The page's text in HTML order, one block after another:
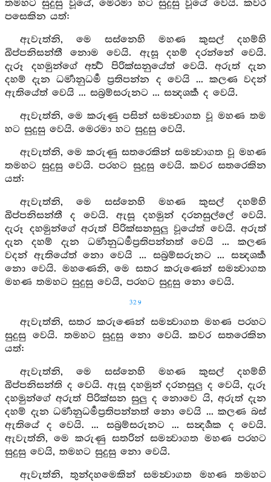
තමහට සුදුසු වූයේ, මෙරමා හට සුදුසු වූයේ වෙයි. කවර
පසෙකින යත්:
ඇවැත්නි, මෙ සස්නෙහි මහණ කුසල් දහම්හි
ඛිප්පනිසන්තී නොම වෙයි. ඇසූ දහම් දරන්නේ වෙයි.
දැරූ දහමුන්ගේ අර්‍ත්‍ථ පිරික්සනුයේත් වෙයි. අරුත් දැන
දහම් දැන ධර්‍මානුධර්‍ම ප්‍රතිපන්න ද වෙයි ... කලණ වදන්
ඇතියේත් වෙයි ... සබ්‍රම්සරුනට ... සන්‍දශර්‍ක ද වෙයි.
ඇවැත්නි, මෙ කරුණු පසින් සමන්‍වාගත වූ මහණ තම
හට සුදුසු වෙයි. මෙරමා හට සුදුසු වෙයි.
ඇවැත්නි, මෙ කරුණු සතරෙකින් සමන්‍වාගත වූ මහණ
තමහට සුදුසු වෙයි. පරහට සුදුසු වෙයි. කවර සතරෙකින
යත්:
ඇවැත්නි, මෙ සස්නෙහි මහණ කුසල් දහම්හි
ඛිප්පනිසන්තී ද වෙයි. ඇසූ දහමුන් දරනසුල්ලේ වෙයි.
දැරූ දහමුන්ගේ අරුත් පිරික්සනසුලු වූයේත් වෙයි. අරුත්
දැන දහම් දැන ධර්‍මානුධර්‍මප්‍රතිපන්නත් වෙයි ... කලණ
වදන් ඇතියේත් නො වෙයි ... සබ්‍රම්සරුනට ... සන්‍දශර්‍ක
නො වෙයි. මහණෙනි, මෙ සතර කරුණෙන් සමන්‍වාගත
මහණ තමහට සුදුසු වෙයි, පරහට සුදුසු නො වෙයි.
329
ඇවැත්නි, සතර කරුණෙන් සමන්‍වාගත මහණ පරහට
සුදුසු වෙයි. තමහට සුදුසු නො වෙයි. කවර සතරෙකින
යත්:
ඇවැත්නි, මෙ සස්නෙහි මහණ කුසල් දහම්හි
ඛිප්පනිසන්ති ද වෙයි. ඇසූ දහමුන් දරනසුලු ද වෙයි, දැරූ
දහමුන්ගේ අරුත් පිරික්සන සුලු ද නොවෙ යි, අරුත් දැන
දහම් දැන ධර්‍මානුධර්‍මප්‍රතිපන්නත් නො වෙයි ... කලණ බස්
ඇතියේ ද වෙයි. ... සබ්‍රම්සරුනට ... සන්‍දර්‍ශක ද වෙයි.
ඇවැත්නි, මෙ කරුණු සතරින් සමන්‍වාගත මහණ පරහට
සුදුසු වෙයි, තමහට සුදුසු නො වෙයි.
ඇවැත්නි, තුන්දහමෙකින් සමන්‍වාගත මහණ තමහට